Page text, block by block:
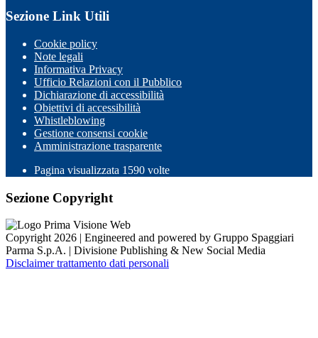
Sezione Link Utili
Cookie policy
Note legali
Informativa Privacy
Ufficio Relazioni con il Pubblico
Dichiarazione di accessibilità
Obiettivi di accessibilità
Whistleblowing
Gestione consensi cookie
Amministrazione trasparente
Pagina visualizzata 1590 volte
Sezione Copyright
Copyright 2026 | Engineered and powered by Gruppo Spaggiari
Parma S.p.A. | Divisione Publishing & New Social Media
Disclaimer trattamento dati personali